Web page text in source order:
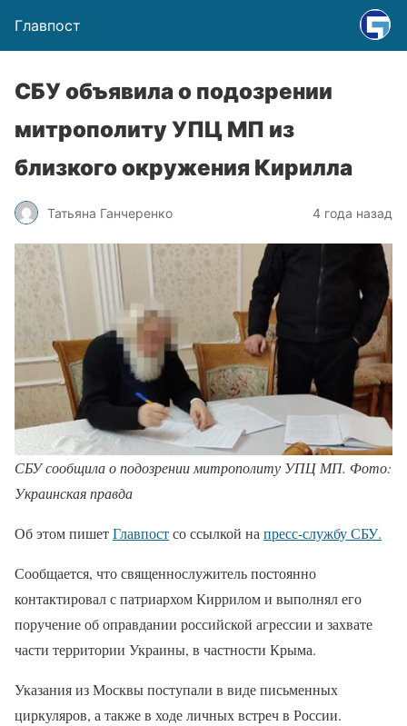
Главпост
СБУ объявила о подозрении
митрополиту УПЦ МП из
близкого окружения Кирилла
Татьяна Ганчеренко 4 года назад
СБУ сообщила о подозрении митрополиту УПЦ МП. Фото:
Украинская правда
Об этом пишетГлавпостсо ссылкой напресс-службу СБУ.
Сообщается, что священнослужитель постоянно
контактировал с патриархом Киррилом и выполнял его
поручение об оправдании российской агрессии и захвате
части территории Украины, в частности Крыма.
Указания из Москвы поступали в виде письменных
циркуляров, а также в ходе личных встреч в России.